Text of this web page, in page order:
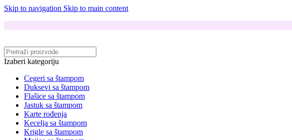
Skip to navigation Skip to main content
Izaberi kategoriju
Cegeri sa štampom
Duksevi sa štampom
Flašice sa štampom
Jastuk sa štampom
Karte rođenja
Kecelja sa štampom
Krigle sa štampom